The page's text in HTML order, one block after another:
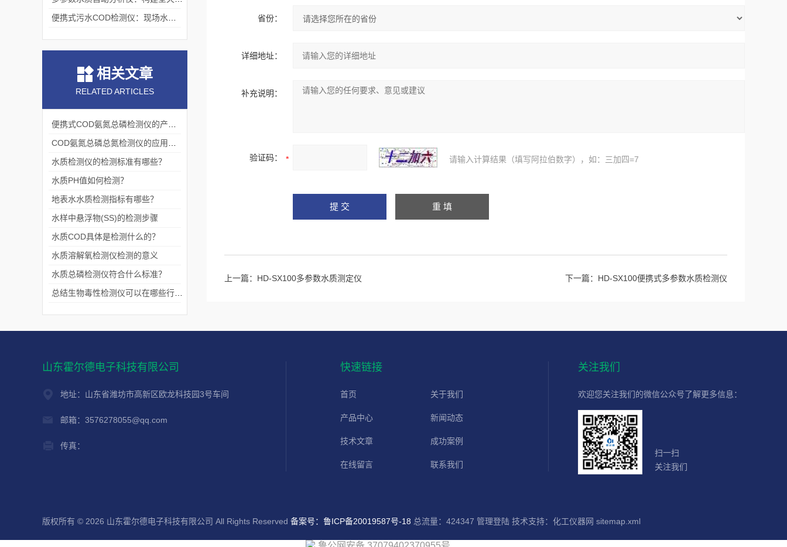
省份：
详细地址：
补充说明：
验证码： 请输入计算结果（填写阿拉伯数字），如：三加四=7
上一篇： HD-SX100多参数水质测定仪 下一篇： HD-SX100便携式多参数水质检测仪
相关文章
RELATED ARTICLES
水质检测仪的检测标准有哪些？
水质PH值如何检测？
地表水水质检测指标有哪些？
水样中悬浮物(SS)的检测步骤
水质COD具体是检测什么的？
水质溶解氧检测仪检测的意义
水质总磷检测仪符合什么标准？
山东霍尔德电子科技有限公司
地址：山东省潍坊市高新区欧龙科技园3号车间
邮箱：3576278055@qq.com
传真：
快速链接
首页 关于我们
产品中心 新闻动态
技术文章 成功案例
在线留言 联系我们
关注我们
欢迎您关注我们的微信公众号了解更多信息：
扫一扫
关注我们
版权所有 © 2026 山东霍尔德电子科技有限公司 All Rights Reserved 备案号：鲁ICP备20019587号-18 总流量：424347 管理登陆 技术支持： 化工仪器网 sitemap.xml